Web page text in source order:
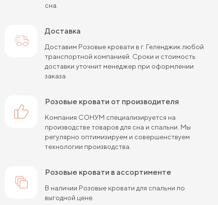
Кровати черного цвета
Кровати белого цвета 140 см шириной
Кровати белого цвета 160 см шириной
Кровати белого цвета 200 см шириной
Кровати розового цвета 120 см шириной
Кровати синего цвета 160 см шириной
Кровати серого цвета 140 см шириной
Кровати серого цвета 160 см шириной
сна.
Доставка
Доставим Розовые кровати в г. Геленджик любой
транспортной компанией. Сроки и стоимость
доставки уточнит менеджер при оформлении
заказа.
Розовые кровати от производителя
Компания СОНУМ специализируется на
производстве товаров для сна и спальни. Мы
регулярно оптимизируем и совершенствуем
технологии производства.
Розовые кровати в ассортименте
В наличии Розовые кровати для спальни по
выгодной цене.